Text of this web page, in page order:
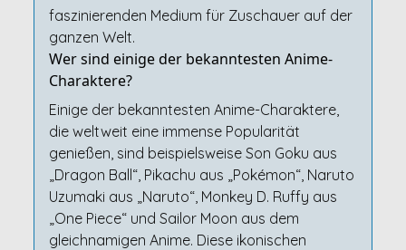
faszinierenden Medium für Zuschauer auf der
ganzen Welt.
Wer sind einige der bekanntesten Anime-
Charaktere?
Einige der bekanntesten Anime-Charaktere,
die weltweit eine immense Popularität
genießen, sind beispielsweise Son Goku aus
„Dragon Ball“, Pikachu aus „Pokémon“, Naruto
Uzumaki aus „Naruto“, Monkey D. Ruffy aus
„One Piece“ und Sailor Moon aus dem
gleichnamigen Anime. Diese ikonischen